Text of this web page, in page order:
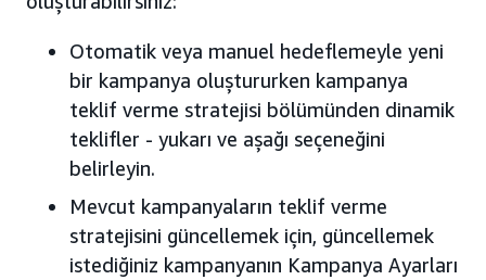
Otomatik veya manuel hedeflemeyle yeni
bir kampanya oluştururken kampanya
teklif verme stratejisi bölümünden dinamik
teklifler - yukarı ve aşağı seçeneğini
belirleyin.
Mevcut kampanyaların teklif verme
stratejisini güncellemek için, güncellemek
istediğiniz kampanyanın Kampanya Ayarları